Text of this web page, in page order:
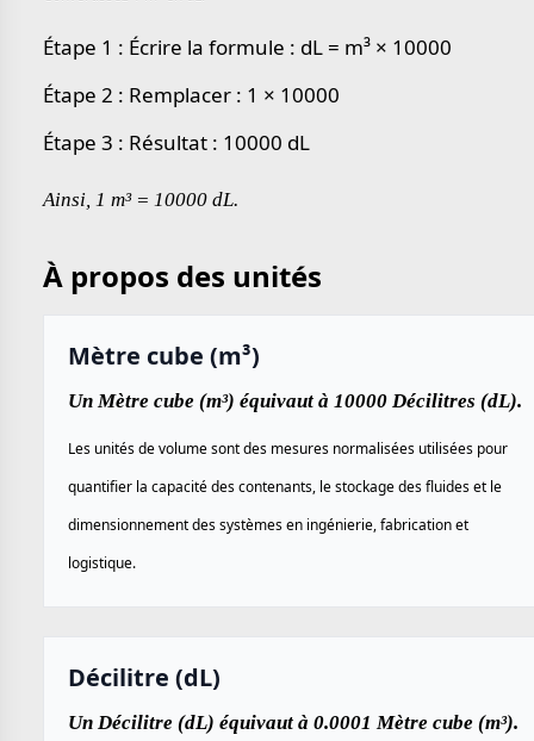
Étape 1 : Écrire la formule : dL = m³ × 10000
Étape 2 : Remplacer : 1 × 10000
Étape 3 : Résultat : 10000 dL
Ainsi, 1 m³ = 10000 dL.
À propos des unités
Mètre cube (m³)
Un Mètre cube (m³) équivaut à 10000 Décilitres (dL).
Les unités de volume sont des mesures normalisées utilisées pour
quantifier la capacité des contenants, le stockage des fluides et le
dimensionnement des systèmes en ingénierie, fabrication et
logistique.
Décilitre (dL)
Un Décilitre (dL) équivaut à 0.0001 Mètre cube (m³).